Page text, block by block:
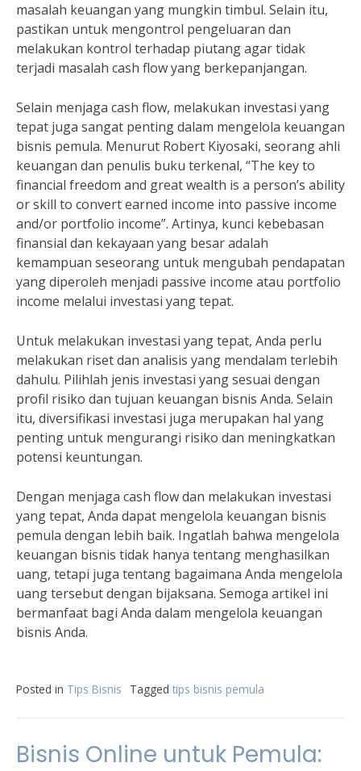
masalah keuangan yang mungkin timbul. Selain itu,
pastikan untuk mengontrol pengeluaran dan
melakukan kontrol terhadap piutang agar tidak
terjadi masalah cash flow yang berkepanjangan.
Selain menjaga cash flow, melakukan investasi yang
tepat juga sangat penting dalam mengelola keuangan
bisnis pemula. Menurut Robert Kiyosaki, seorang ahli
keuangan dan penulis buku terkenal, “The key to
financial freedom and great wealth is a person’s ability
or skill to convert earned income into passive income
and/or portfolio income”. Artinya, kunci kebebasan
finansial dan kekayaan yang besar adalah
kemampuan seseorang untuk mengubah pendapatan
yang diperoleh menjadi passive income atau portfolio
income melalui investasi yang tepat.
Untuk melakukan investasi yang tepat, Anda perlu
melakukan riset dan analisis yang mendalam terlebih
dahulu. Pilihlah jenis investasi yang sesuai dengan
profil risiko dan tujuan keuangan bisnis Anda. Selain
itu, diversifikasi investasi juga merupakan hal yang
penting untuk mengurangi risiko dan meningkatkan
potensi keuntungan.
Dengan menjaga cash flow dan melakukan investasi
yang tepat, Anda dapat mengelola keuangan bisnis
pemula dengan lebih baik. Ingatlah bahwa mengelola
keuangan bisnis tidak hanya tentang menghasilkan
uang, tetapi juga tentang bagaimana Anda mengelola
uang tersebut dengan bijaksana. Semoga artikel ini
bermanfaat bagi Anda dalam mengelola keuangan
bisnis Anda.
Posted in Tips Bisnis Tagged tips bisnis pemula
Bisnis Online untuk Pemula: